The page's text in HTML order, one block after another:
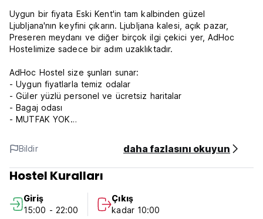
Uygun bir fiyata Eski Kent'in tam kalbinden güzel
Ljubljana'nın keyfini çıkarın. Ljubljana kalesi, açık pazar,
Preseren meydanı ve diğer birçok ilgi çekici yer, AdHoc
Hostelimize sadece bir adım uzaklıktadır.
AdHoc Hostel size şunları sunar:
- Uygun fiyatlarla temiz odalar
- Güler yüzlü personel ve ücretsiz haritalar
- Bagaj odası
- MUTFAK YOK
- Resepsiyonda ücretsiz emanet kasası
- Nevresimler fiyata dahildir, havlular talep üzerine
- Konaklama başına 10 EUR ek ücret karşılığında evcil
hayvanlar kabul edilir
- Kitap değişimi
- Yurt odalarındaki kilitli dolaplar
Bildir daha fazlasını okuyun
Hostel Kuralları
Giriş
15:00 - 22:00
Çıkış
kadar 10:00